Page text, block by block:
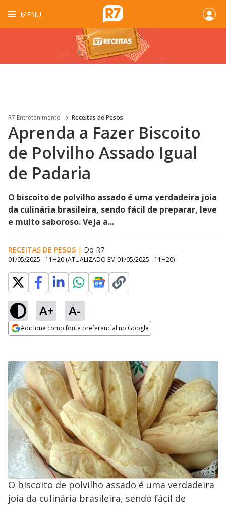
MENU
R7 Entretenimento Receitas de Pesos
Aprenda a Fazer Biscoito
de Polvilho Assado Igual
de Padaria
O biscoito de polvilho assado é uma verdadeira joia
da culinária brasileira, sendo fácil de preparar, leve
e muito saboroso. Veja a...
RECEITAS DE PESOS | Do R7
01/05/2025 - 11H20 (ATUALIZADO EM 01/05/2025 - 11H20)
A+ A-
Adicione como fonte preferencial no Google
O biscoito de polvilho assado é uma verdadeira
joia da culinária brasileira, sendo fácil de